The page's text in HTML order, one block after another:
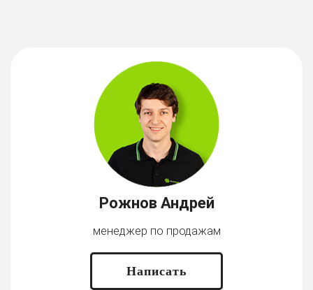
Рожнов Андрей
менеджер по продажам
Написать